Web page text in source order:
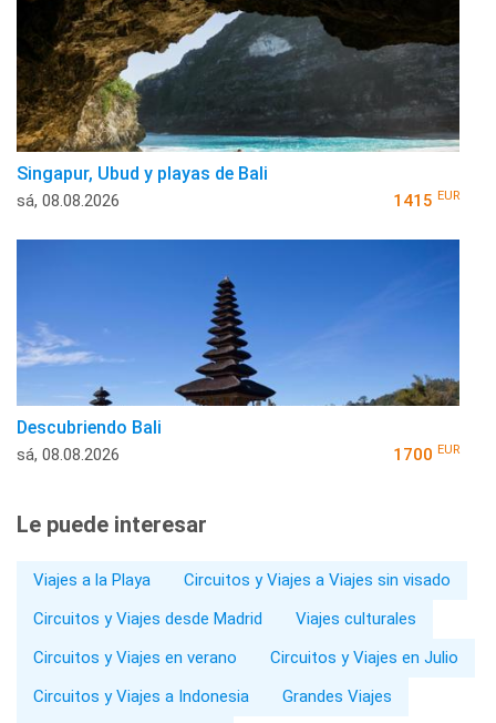
Singapur, Ubud y playas de Bali
sá, 08.08.2026 1415 EUR
Descubriendo Bali
sá, 08.08.2026 1700 EUR
Le puede interesar
Viajes a la Playa
Circuitos y Viajes a Viajes sin visado
Circuitos y Viajes desde Madrid
Viajes culturales
Circuitos y Viajes en verano
Circuitos y Viajes en Julio
Circuitos y Viajes a Indonesia
Grandes Viajes